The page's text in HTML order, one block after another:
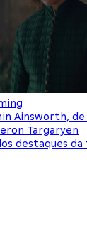
Ainsworth, de
Targaryen
destaques